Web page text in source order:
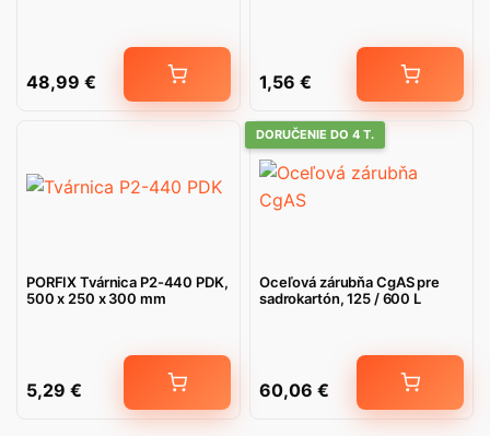
48,99 € 1,56 €
PORFIX Tvárnica P2-440 PDK,
500 x 250 x 300 mm
5,29 €
DORUČENIE DO 4 T.
Oceľová zárubňa CgAS pre
sadrokartón, 125 / 600 L
60,06 €